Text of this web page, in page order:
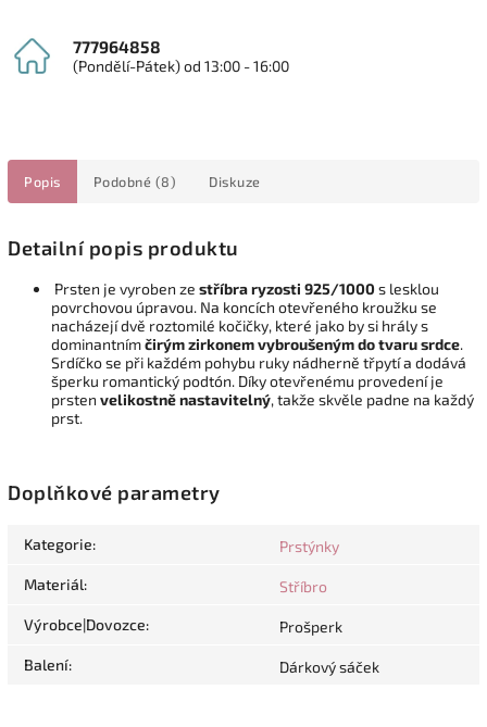
777964858
(Pondělí-Pátek) od 13:00 - 16:00
Popis Podobné (8) Diskuze
Detailní popis produktu
Prsten je vyroben ze stříbra ryzosti 925/1000s lesklou
povrchovou úpravou. Na koncích otevřeného kroužku se
nacházejí dvě roztomilé kočičky, které jako by si hrály s
dominantnímčirým zirkonem vybroušeným do tvaru srdce.
Srdíčko se při každém pohybu ruky nádherně třpytí a dodává
šperku romantický podtón. Díky otevřenému provedení je
prsten velikostně nastavitelný, takže skvěle padne na každý
prst.
Doplňkové parametry
Kategorie: Prstýnky
Materiál: Stříbro
Výrobce|Dovozce: Prošperk
Balení: Dárkový sáček